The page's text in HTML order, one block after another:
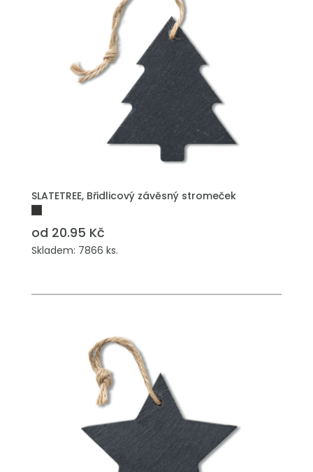
SLATETREE, Břidlicový závěsný stromeček
od 20.95 Kč
Skladem: 7866 ks.